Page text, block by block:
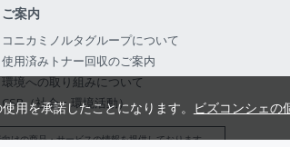
ご案内
コニカミノルタグループについて
使用済みトナー回収のご案内
環境への取り組みについて
CSR（社会・環境活動）
けの商品・サービスの情報を提供しております
用を承諾したことになります。 ビズコンシェの